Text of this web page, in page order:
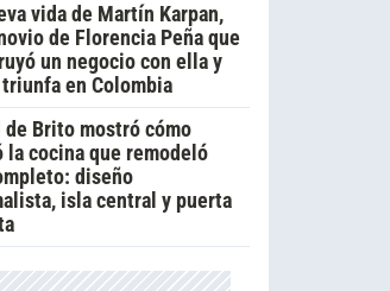
vida de Martín Karpan,
de Florencia Peña que
un negocio con ella y
en Colombia
de Brito mostró cómo
la cocina que remodeló
diseño
isla central y puerta